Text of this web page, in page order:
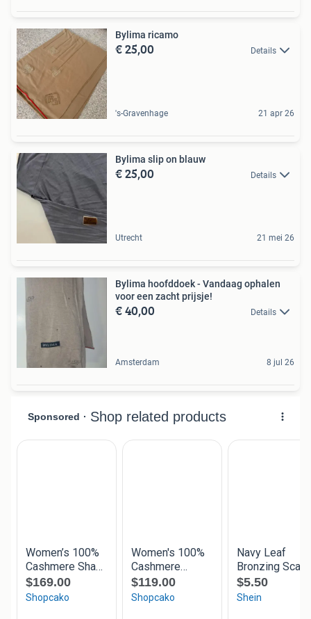
Bylima ricamo
€ 25,00 Details
's-Gravenhage 21 apr 26
Bylima slip on blauw
€ 25,00 Details
Utrecht 21 mei 26
Bylima hoofddoek - Vandaag ophalen
voor een zacht prijsje!
€ 40,00 Details
Amsterdam 8 jul 26